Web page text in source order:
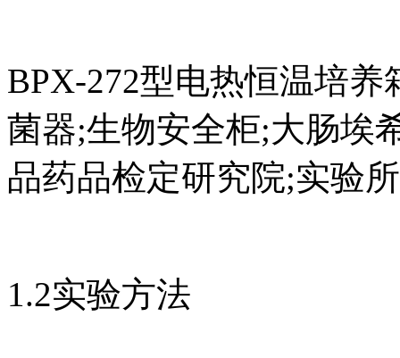
BPX-272型电热恒温培
菌器;生物安全柜;大肠埃
品药品检定研究院;实验
1.2实验方法